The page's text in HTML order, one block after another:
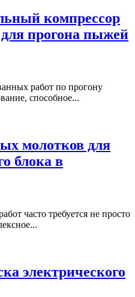
компрессор
прогона пыжей
работ по прогону
способное...
молотков для
блока в
часто требуется не просто
электрического